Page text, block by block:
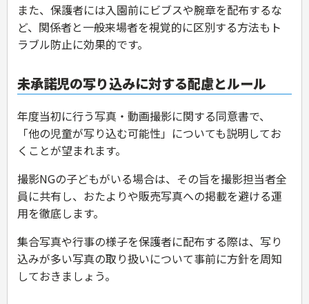
また、保護者には入園前にビブスや腕章を配布するな
ど、関係者と一般来場者を視覚的に区別する方法もト
ラブル防止に効果的です。
未承諾児の写り込みに対する配慮とルール
年度当初に行う写真・動画撮影に関する同意書で、
「他の児童が写り込む可能性」についても説明してお
くことが望まれます。
撮影NGの子どもがいる場合は、その旨を撮影担当者全
員に共有し、おたよりや販売写真への掲載を避ける運
用を徹底します。
集合写真や行事の様子を保護者に配布する際は、写り
込みが多い写真の取り扱いについて事前に方針を周知
しておきましょう。